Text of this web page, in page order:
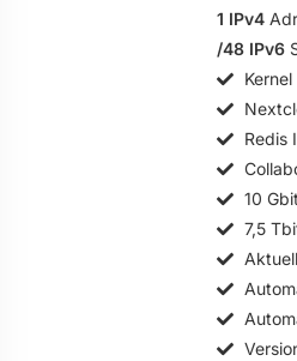
1 IPv4
/48 IPv6
Redis
10
7,5